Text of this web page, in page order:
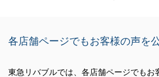
各店舗ページでもお客様の声を
東急リバブルでは、各店舗ページでもお